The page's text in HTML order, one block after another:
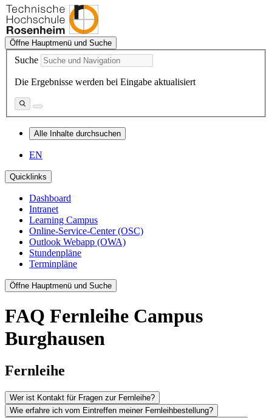
Öffne Hauptmenü und Suche
Suche
Die Ergebnisse werden bei Eingabe aktualisiert
Alle Inhalte durchsuchen
EN
Quicklinks
Dashboard
Intranet
Learning Campus
Online-Service-Center (OSC)
Outlook Webapp (OWA)
Stundenpläne
Terminpläne
Öffne Hauptmenü und Suche
FAQ Fernleihe Campus
Burghausen
Fernleihe
Wer ist Kontakt für Fragen zur Fernleihe?
Wie erfahre ich vom Eintreffen meiner Fernleihbestellung?